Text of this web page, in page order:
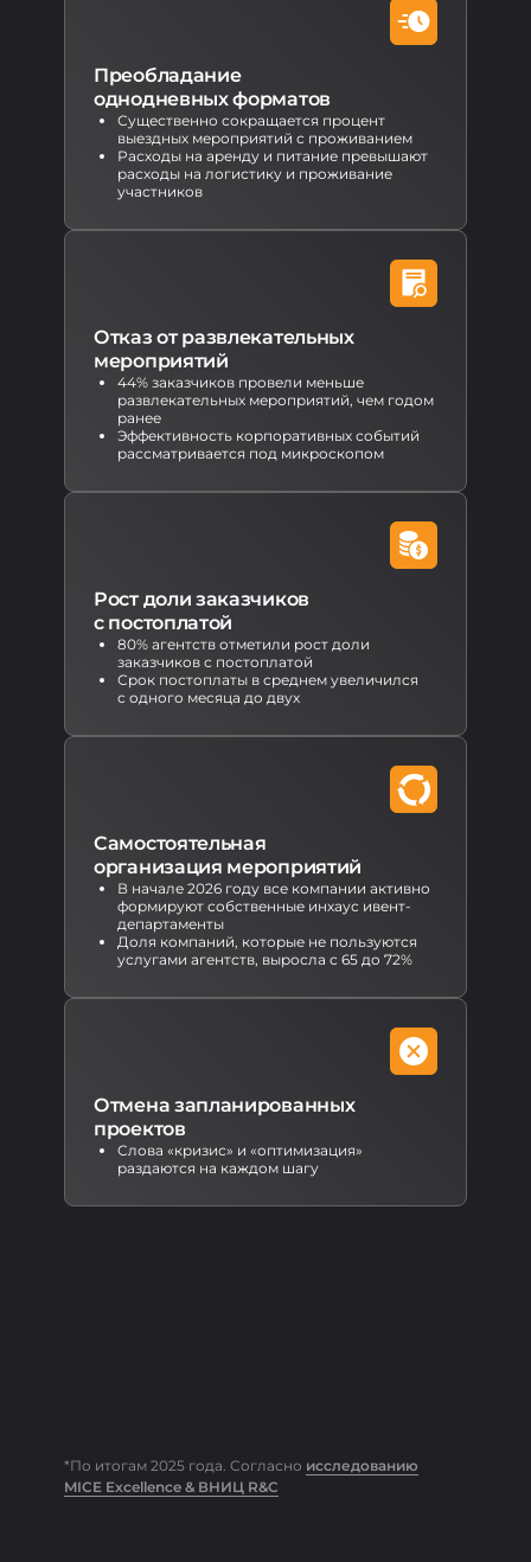
Преобладание
однодневных форматов
Существенно сокращается процент
выездных мероприятий с проживанием
Расходы на аренду и питание превышают
расходы на логистику и проживание
участников
Отказ от развлекательных
мероприятий
44% заказчиков провели меньше
развлекательных мероприятий, чем годом
ранее
Эффективность корпоративных событий
рассматривается под микроскопом
Рост доли заказчиков
с постоплатой
80% агентств отметили рост доли
заказчиков с постоплатой
Срок постоплаты в среднем увеличился
с одного месяца до двух
Самостоятельная
организация мероприятий
В начале 2026 году все компании активно
формируют собственные инхаус ивент-
департаменты
Доля компаний, которые не пользуются
услугами агентств, выросла с 65 до 72%
Отмена запланированных
проектов
Слова «кризис» и «оптимизация»
раздаются на каждом шагу
*По итогам 2025 года. Согласно исследованию
MICE Excellence & ВНИЦ R&C